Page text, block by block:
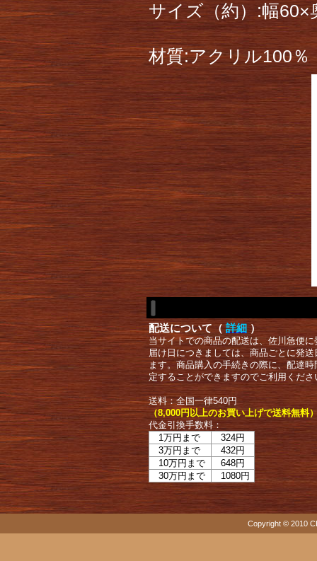
サイズ（約）:幅60×
材質:アクリル100％
配送について（ 詳細 ）
当サイトでの商品の配送は、佐川急便
届け日につきましては、商品ごとに発
ます。商品購入の手続きの際に、配達
定することができますのでご利用くださ
送料：全国一律540円
（8,000円以上のお買い上げで送料無料
代金引換手数料：
1万円まで
324円
3万円まで
432円
10万円まで
648円
30万円まで
1080円
Copyright © 2010